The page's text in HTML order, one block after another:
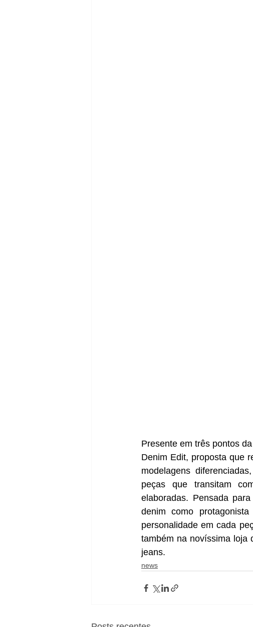
Presente em três pontos
Denim Edit, proposta que
modelagens
peças que transitam
elaboradas. Pensada
denim como
personalidade em cada
também na novíssima loja
jeans.
news